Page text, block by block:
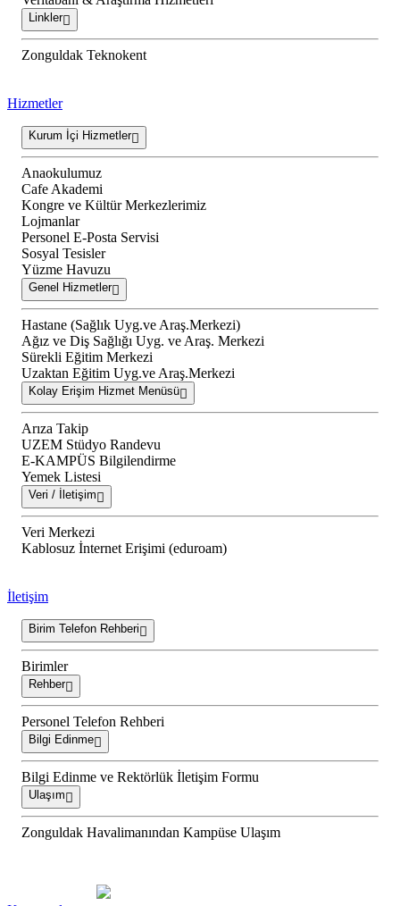
Linkler
Zonguldak Teknokent
Hizmetler
Kurum İçi Hizmetler
Anaokulumuz
Cafe Akademi
Kongre ve Kültür Merkezlerimiz
Lojmanlar
Personel E-Posta Servisi
Sosyal Tesisler
Yüzme Havuzu
Genel Hizmetler
Hastane (Sağlık Uyg.ve Araş.Merkezi)
Ağız ve Diş Sağlığı Uyg. ve Araş. Merkezi
Sürekli Eğitim Merkezi
Uzaktan Eğitim Uyg.ve Araş.Merkezi
Kolay Erişim Hizmet Menüsü
Arıza Takip
UZEM Stüdyo Randevu
E-KAMPÜS Bilgilendirme
Yemek Listesi
Veri / İletişim
Veri Merkezi
Kablosuz İnternet Erişimi (eduroam)
İletişim
Birim Telefon Rehberi
Birimler
Rehber
Personel Telefon Rehberi
Bilgi Edinme
Bilgi Edinme ve Rektörlük İletişim Formu
Ulaşım
Zonguldak Havalimanından Kampüse Ulaşım